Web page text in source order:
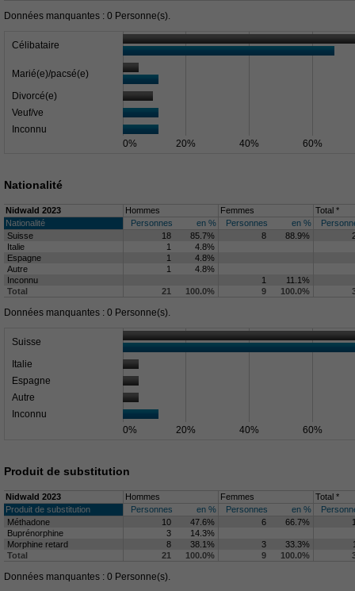
Données manquantes : 0 Personne(s).
Célibataire
Marié(e)/pacsé(e)
Divorcé(e)
Veuf/ve
Inconnu
0%
20% 40% 60%
Nationalité
Nidwald 2023 Hommes Femmes
Total *
Nationalité
Personnes en % Personnes en %
Suisse
18 85.7% 8 88.9%
Italie
1
4.8%
Espagne
1
4.8%
Autre
1
4.8%
Inconnu
1
11.1%
Total
21 100.0% 9 100.0%
Données manquantes : 0 Personne(s).
Suisse
Italie
Espagne
Autre
Inconnu
0%
20% 40% 60%
Produit de substitution
Nidwald 2023 Hommes Femmes
Total *
Produit de substitution
Personnes en % Personnes en %
Méthadone
10 47.6% 6 66.7%
Buprénorphine
3
14.3%
Morphine retard
8 38.1% 3 33.3%
Total
21 100.0% 9 100.0%
Données manquantes : 0 Personne(s).